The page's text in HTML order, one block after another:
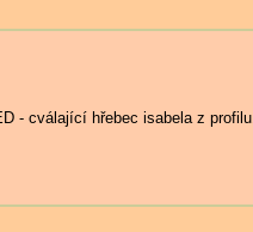
- cválající hřebec isabela z profilu.